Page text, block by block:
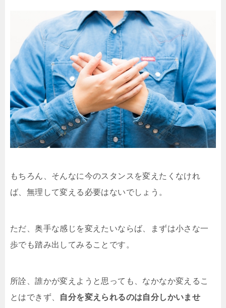
もちろん、そんなに今のスタンスを変えたくなけれ
ば、無理して変える必要はないでしょう。
ただ、奥手な感じを変えたいならば、まずは小さな一
歩でも踏み出してみることです。
所詮、誰かが変えようと思っても、なかなか変えるこ
とはできず、 自分を変えられるのは自分しかいませ